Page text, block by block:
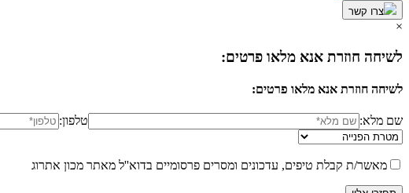
צרו קשר
×
לשיחה חוזרת אנא מלאו פרטים:
לשיחה חוזרת אנא מלאו פרטים:
שם מלא: טלפון:
מאשר/ת קבלת טיפים, עדכונים ומסרים פרסומיים בדוא''ל מאתר מכון אתרוג